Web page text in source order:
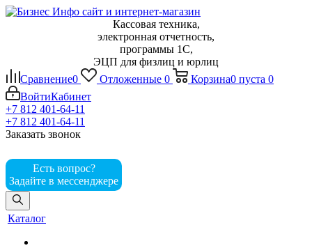
Кассовая техника,
электронная отчетность,
программы 1С,
ЭЦП для физлиц и юрлиц
Сравнение0 Отложенные 0 Корзина0 пуста 0
ВойтиКабинет
+7 812 401-64-11
+7 812 401-64-11
Заказать звонок
Есть вопрос?
Задайте в мессенджере
Каталог